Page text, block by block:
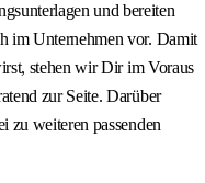
und bereiten
im Unternehmen vor. Damit
stehen wir Dir im Voraus
zur Seite. Darüber
zu weiteren passenden